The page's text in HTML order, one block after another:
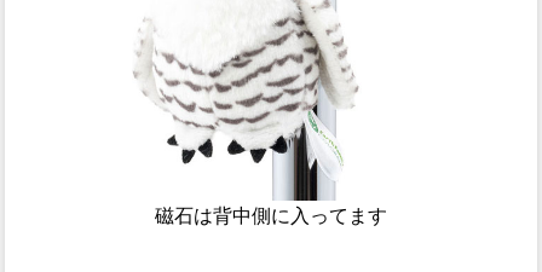
磁石は背中側に入ってます